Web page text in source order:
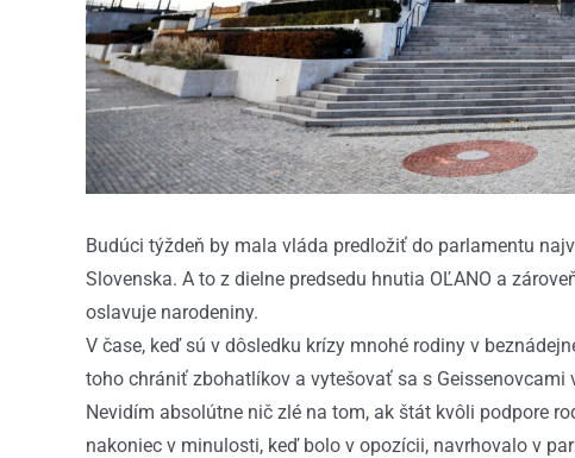
Budúci týždeň by mala vláda predložiť do parlamentu
Slovenska. A to z dielne predsedu hnutia OĽANO a
oslavuje narodeniny.
V čase, keď sú v dôsledku krízy mnohé rodiny v
toho chrániť zbohatlíkov a vytešovať sa s Geissenovcami
Nevidím absolútne nič zlé na tom, ak štát kvôli podpore
nakoniec v minulosti, keď bolo v opozícii, navrhovalo v